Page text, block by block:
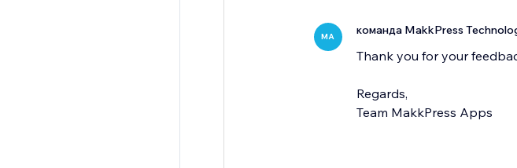
MA команда MakkPress
Thank you for your
Regards,